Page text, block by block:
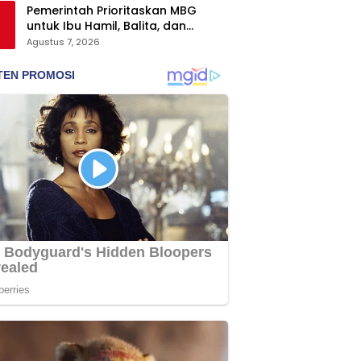
Pemerintah Prioritaskan MBG
untuk Ibu Hamil, Balita, dan
Daerah 3T
Agustus 7, 2026